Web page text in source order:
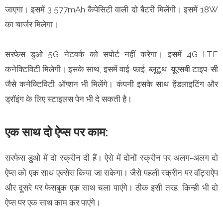
जाएगा। इसमें 3,577mAh कैपेसिटी वाली दो बैटरी मिलेंगी। इसमें 18W
का चार्जर मिलेगा।
सरफेस डुओ 5G नेटवर्क को सपोर्ट नहीं करेगा। इसमें 4G LTE
कनेक्टिविटी मिलेगी। इसके साथ, इसमें वाई-फाई, ब्लूटूथ, यूएसबी टाइप-सी
जैसे कनेक्टिविटी ऑप्शन भी मिलेंगे। कंपनी इसके साथ हेंडलाइटिंग और
ड्रॉइंग के लिए स्टाइलस पेन भी दे सकती है।
एक साथ दो ऐप्स पर काम:
सरफेस डुओ में दो स्क्रीन दी हैं। ऐसे में दोनों स्क्रीन पर अलग-अलग दो
ऐप्स को एक साथ एक्सेस किया जा सकेगा। जैसे पहली स्क्रीन पर वॉट्सऐप
और दूसरे पर फेसबुक एक साथ चला पाएंगे। ठीक इसी तरह, किन्ही भी दो
ऐप्स पर एक साथ काम कर पाएंगे।